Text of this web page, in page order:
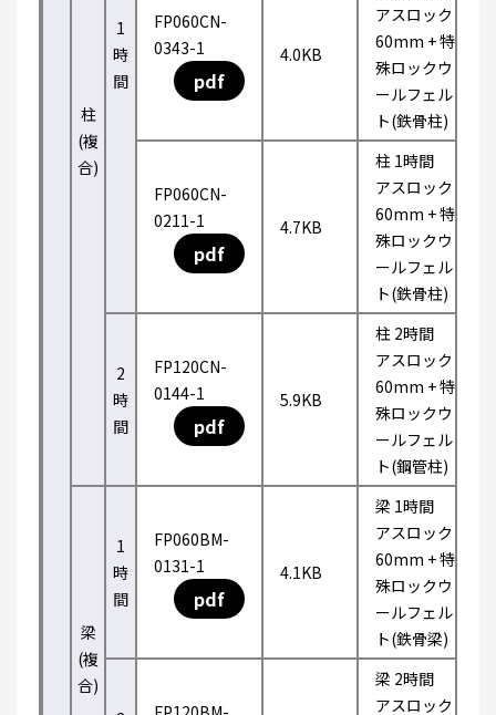
柱
(複
合)
1
時
間
FP060CN-
0343-1
pdf
4.0KB
アスロック
60mm + 特
殊ロックウ
ールフェル
ト(鉄骨柱)
FP060CN-
0211-1
pdf
4.7KB
柱 1時間
アスロック
60mm + 特
殊ロックウ
ールフェル
ト(鉄骨柱)
2
時
間
FP120CN-
0144-1
pdf
5.9KB
柱 2時間
アスロック
60mm + 特
殊ロックウ
ールフェル
ト(鋼管柱)
梁
(複
合)
1
時
間
FP060BM-
0131-1
pdf
4.1KB
梁 1時間
アスロック
60mm + 特
殊ロックウ
ールフェル
ト(鉄骨梁)
梁 2時間
アスロック